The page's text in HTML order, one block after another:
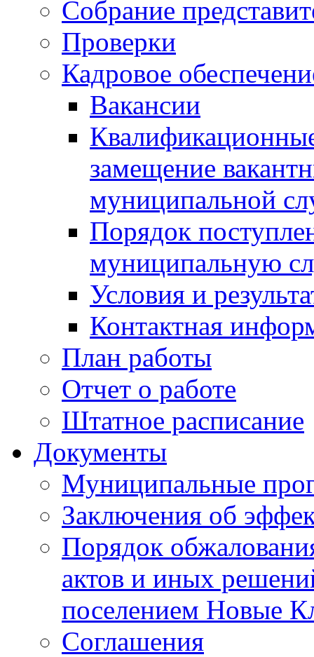
Собрание
Проверки
Кадровое
Вакансии
замещение
муниципальной
Порядок
муниципальную
Условия и
Контактная
План работы
Отчет о работе
Штатное расписание
Документы
Муниципальные
Заключения об
Порядок
актов и иных
поселением Новые
Соглашения